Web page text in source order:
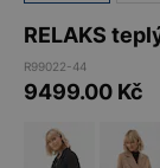
RELAKS
R99022-44
9499.00 Kč